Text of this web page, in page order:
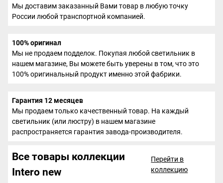
Мы доставим заказанный Вами товар в любую точку
России любой транспортной компанией.
100% оригинал
Мы не продаем подделок. Покупая любой светильник в
нашем магазине, Вы можете быть уверены в том, что это
100% оригинальный продукт именно этой фабрики.
Гарантия 12 месяцев
Мы продаем только качественный товар. На каждый
светильник (или люстру) в нашем магазине
распространяется гарантия завода-производителя.
Все товары коллекции
Intero new
Перейти в
коллекцию